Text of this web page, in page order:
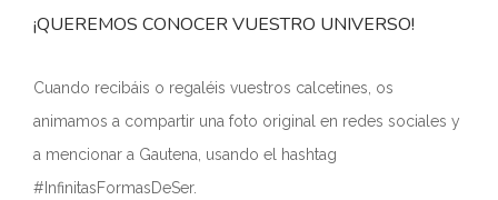
¡QUEREMOS CONOCER VUESTRO UNIVERSO!
Cuando recibáis o regaléis vuestros calcetines, os
animamos a compartir una foto original en redes sociales y
a mencionar a Gautena, usando el hashtag
#InfinitasFormasDeSer.